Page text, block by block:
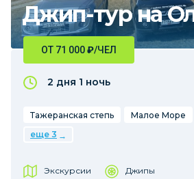
Джип-тур на
ОТ 71 000₽/ЧЕЛ
2 дня 1 ночь
Тажеранская степь Малое Море
еще 3
Экскурсии Джипы